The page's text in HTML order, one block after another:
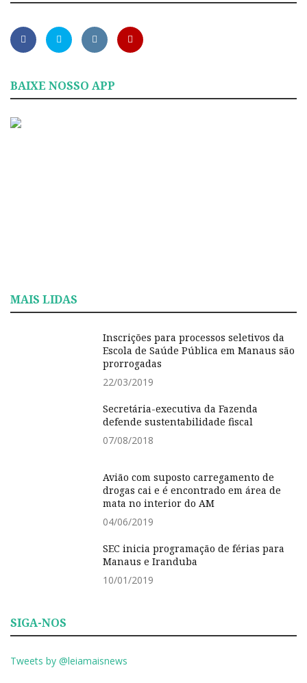
BAIXE NOSSO APP
MAIS LIDAS
Inscrições para processos seletivos da
Escola de Saúde Pública em Manaus são
prorrogadas
22/03/2019
Secretária-executiva da Fazenda
defende sustentabilidade fiscal
07/08/2018
Avião com suposto carregamento de
drogas cai e é encontrado em área de
mata no interior do AM
04/06/2019
SEC inicia programação de férias para
Manaus e Iranduba
10/01/2019
SIGA-NOS
Tweets by @leiamaisnews